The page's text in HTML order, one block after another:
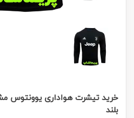
خرید تیشرت هواداری یوونتوس
بلند